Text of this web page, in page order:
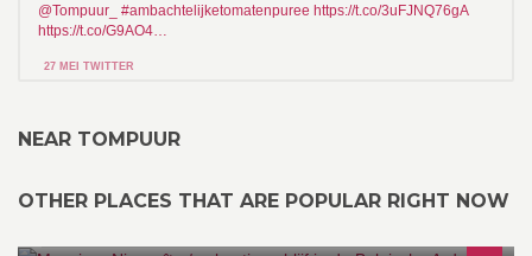
@Tompuur_ #ambachtelijketomatenpuree https://t.co/3uFJNQ76gA
https://t.co/G9AO4…
27 MEI TWITTER
NEAR TOMPUUR
OTHER PLACES THAT ARE POPULAR RIGHT NOW